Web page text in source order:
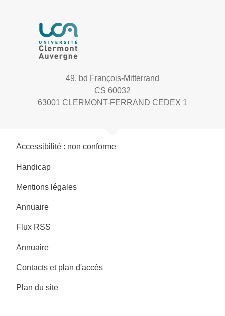
49, bd François-Mitterrand
CS 60032
63001 CLERMONT-FERRAND CEDEX 1
Accessibilité : non conforme
Handicap
Mentions légales
Annuaire
Flux RSS
Annuaire
Contacts et plan d'accès
Plan du site